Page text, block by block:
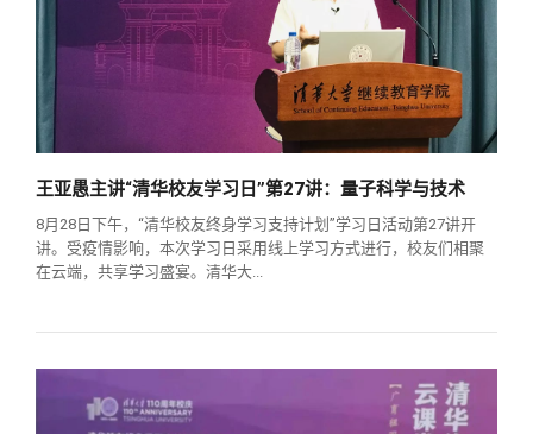
王亚愚主讲“清华校友学习日”第27讲：量子科学与技术
8月28日下午，“清华校友终身学习支持计划”学习日活动第27讲开
讲。受疫情影响，本次学习日采用线上学习方式进行，校友们相聚
在云端，共享学习盛宴。清华大...